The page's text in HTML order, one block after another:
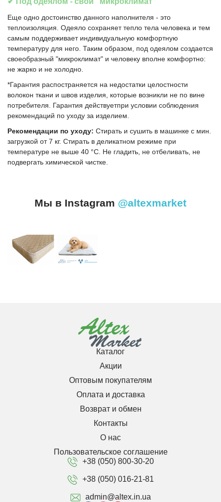
Еще одно достоинство данного наполнителя - это
теплоизоляция. Одеяло сохраняет тепло тела человека и тем
самым поддерживает индивидуальную комфортную
температуру для него. Таким образом, под одеялом создается
своеобразный "микроклимат" и человеку вполне комфортно:
не жарко и не холодно.
*Гарантия распостраняется на недостатки целостности
волокон ткани и швов изделия, которые возникли не по вине
потребителя. Гарантия действуетпри условии соблюдения
рекомендаций по уходу за изделием.
Рекомендации по уходу: Cтирать и сушить в машинке с мин.
загрузкой от 7 кг. Стирать в деликатном режиме при
температуре не выше 40 °C. Не гладить, не отбеливать, не
подвергать химической чистке.
Мы в Instagram @altexmarket
Каталог
Акции
Оптовым покупателям
Оплата и доставка
Возврат и обмен
Контакты
О нас
Пользовательское соглашение
+38 (050) 800-30-20
+38 (050) 016-21-81
admin@altex.in.ua